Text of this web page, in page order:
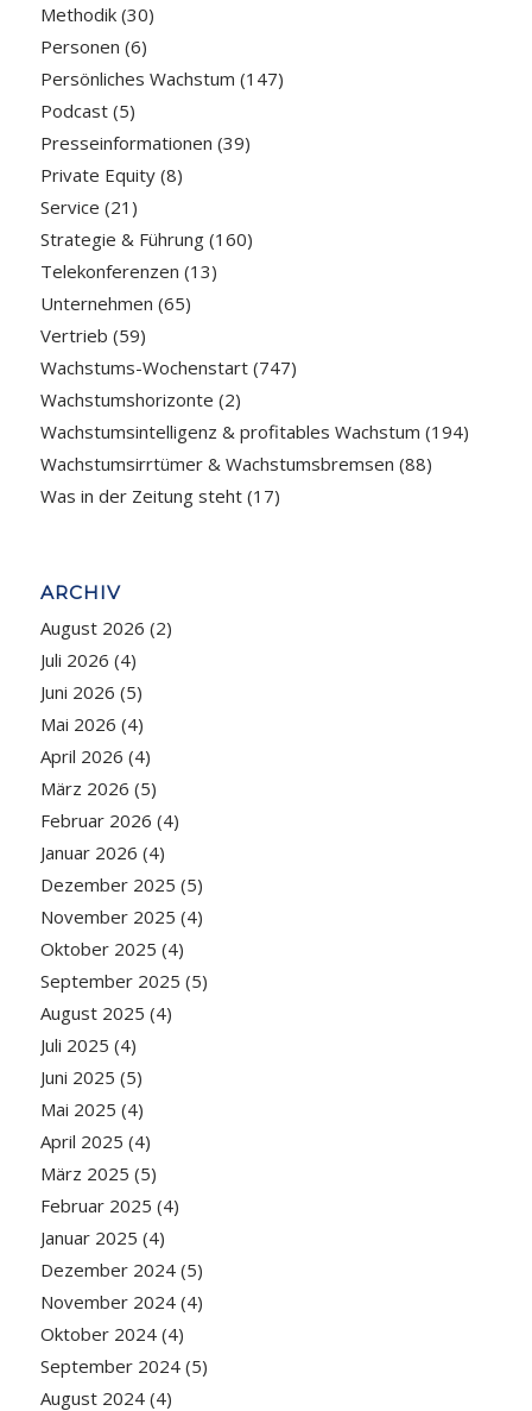
Methodik(30)
Personen (6)
Persönliches Wachstum (147)
Podcast(5)
Presseinformationen (39)
Private Equity(8)
Service (21)
Strategie & Führung(160)
Telekonferenzen (13)
Unternehmen (65)
Vertrieb (59)
Wachstums-Wochenstart(747)
Wachstumshorizonte (2)
Wachstumsintelligenz & profitables Wachstum (194)
Wachstumsirrtümer & Wachstumsbremsen (88)
Was in der Zeitung steht(17)
ARCHIV
August 2026 (2)
Juli 2026 (4)
Juni 2026 (5)
Mai 2026 (4)
April 2026 (4)
März 2026 (5)
Februar 2026 (4)
Januar 2026 (4)
Dezember 2025 (5)
November 2025 (4)
Oktober 2025 (4)
September 2025 (5)
August 2025 (4)
Juli 2025 (4)
Juni 2025 (5)
Mai 2025 (4)
April 2025 (4)
März 2025 (5)
Februar 2025 (4)
Januar 2025 (4)
Dezember 2024(5)
November 2024(4)
Oktober 2024(4)
September 2024(5)
August 2024(4)